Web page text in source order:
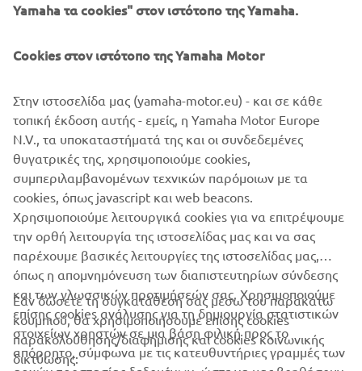
ΕΤΑΙΡΕΊΑ
Yamaha τα cookies" στον ιστότοπο της Yamaha.
Cookies στον ιστότοπο της Yamaha Motor
Στην ιστοσελίδα μας (yamaha-motor.eu) - και σε κάθε
τοπική έκδοση αυτής - εμείς, η Yamaha Motor Europe
N.V., τα υποκαταστήματά της και οι συνδεδεμένες
θυγατρικές της, χρησιμοποιούμε cookies,
συμπεριλαμβανομένων τεχνικών παρόμοιων με τα
cookies, όπως javascript και web beacons.
Χρησιμοποιούμε λειτουργικά cookies για να επιτρέψουμε
την ορθή λειτουργία της ιστοσελίδας μας και να σας
παρέχουμε βασικές λειτουργίες της ιστοσελίδας μας,
όπως η απομνημόνευση των διαπιστευτηρίων σύνδεσης
και των γλωσσικών προτιμήσεών σας. Χρησιμοποιούμε
επίσης cookies ανάλυσης για τη δημιουργία στατιστικών
στοιχείων χρηστών σε μια βάση φιλική προς το
απόρρητο, σύμφωνα με τις κατευθυντήριες γραμμές των
Εάν δώσετε τη συγκατάθεσή σας μέσω του παρακάτω
κουμπιού, θα χρησιμοποιήσουμε επίσης cookies
παρακολούθησης/διαφήμισης και cookies κοινωνικής
δικτύωσης: